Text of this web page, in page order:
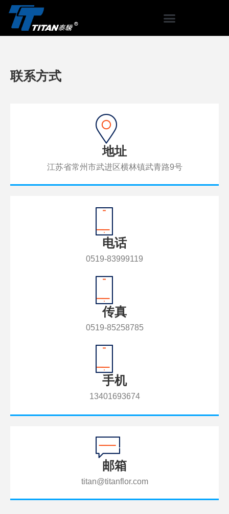
联系方式
地址
江苏省常州市武进区横林镇武青路9号
电话
0519-83999119
传真
0519-85258785
手机
13401693674
邮箱
titan@titanflor.com